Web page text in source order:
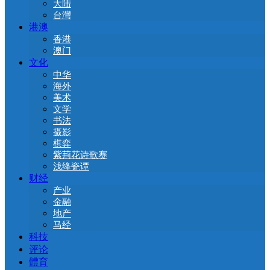
大陆
台灣
港澳
香港
澳门
文化
中华
海外
美术
文学
书法
摄影
棋弈
紫荊花诗歌赛
浅绛瓷谭
财经
产业
金融
地产
马经
科技
评论
體育